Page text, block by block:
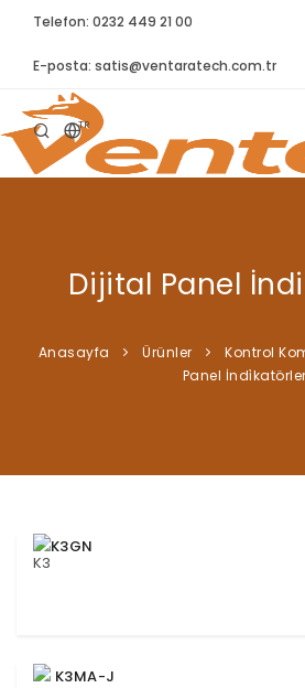
Telefon: 0232 449 21 00
E-posta: satis@ventaratech.com.tr
TR
ANASAYFA
ÜRÜNLER
SIKÇA SORULAN SORULAR
Dijital Panel
Anasayfa Ürünler Kontrol
Panel
K3GN
K3MA-J